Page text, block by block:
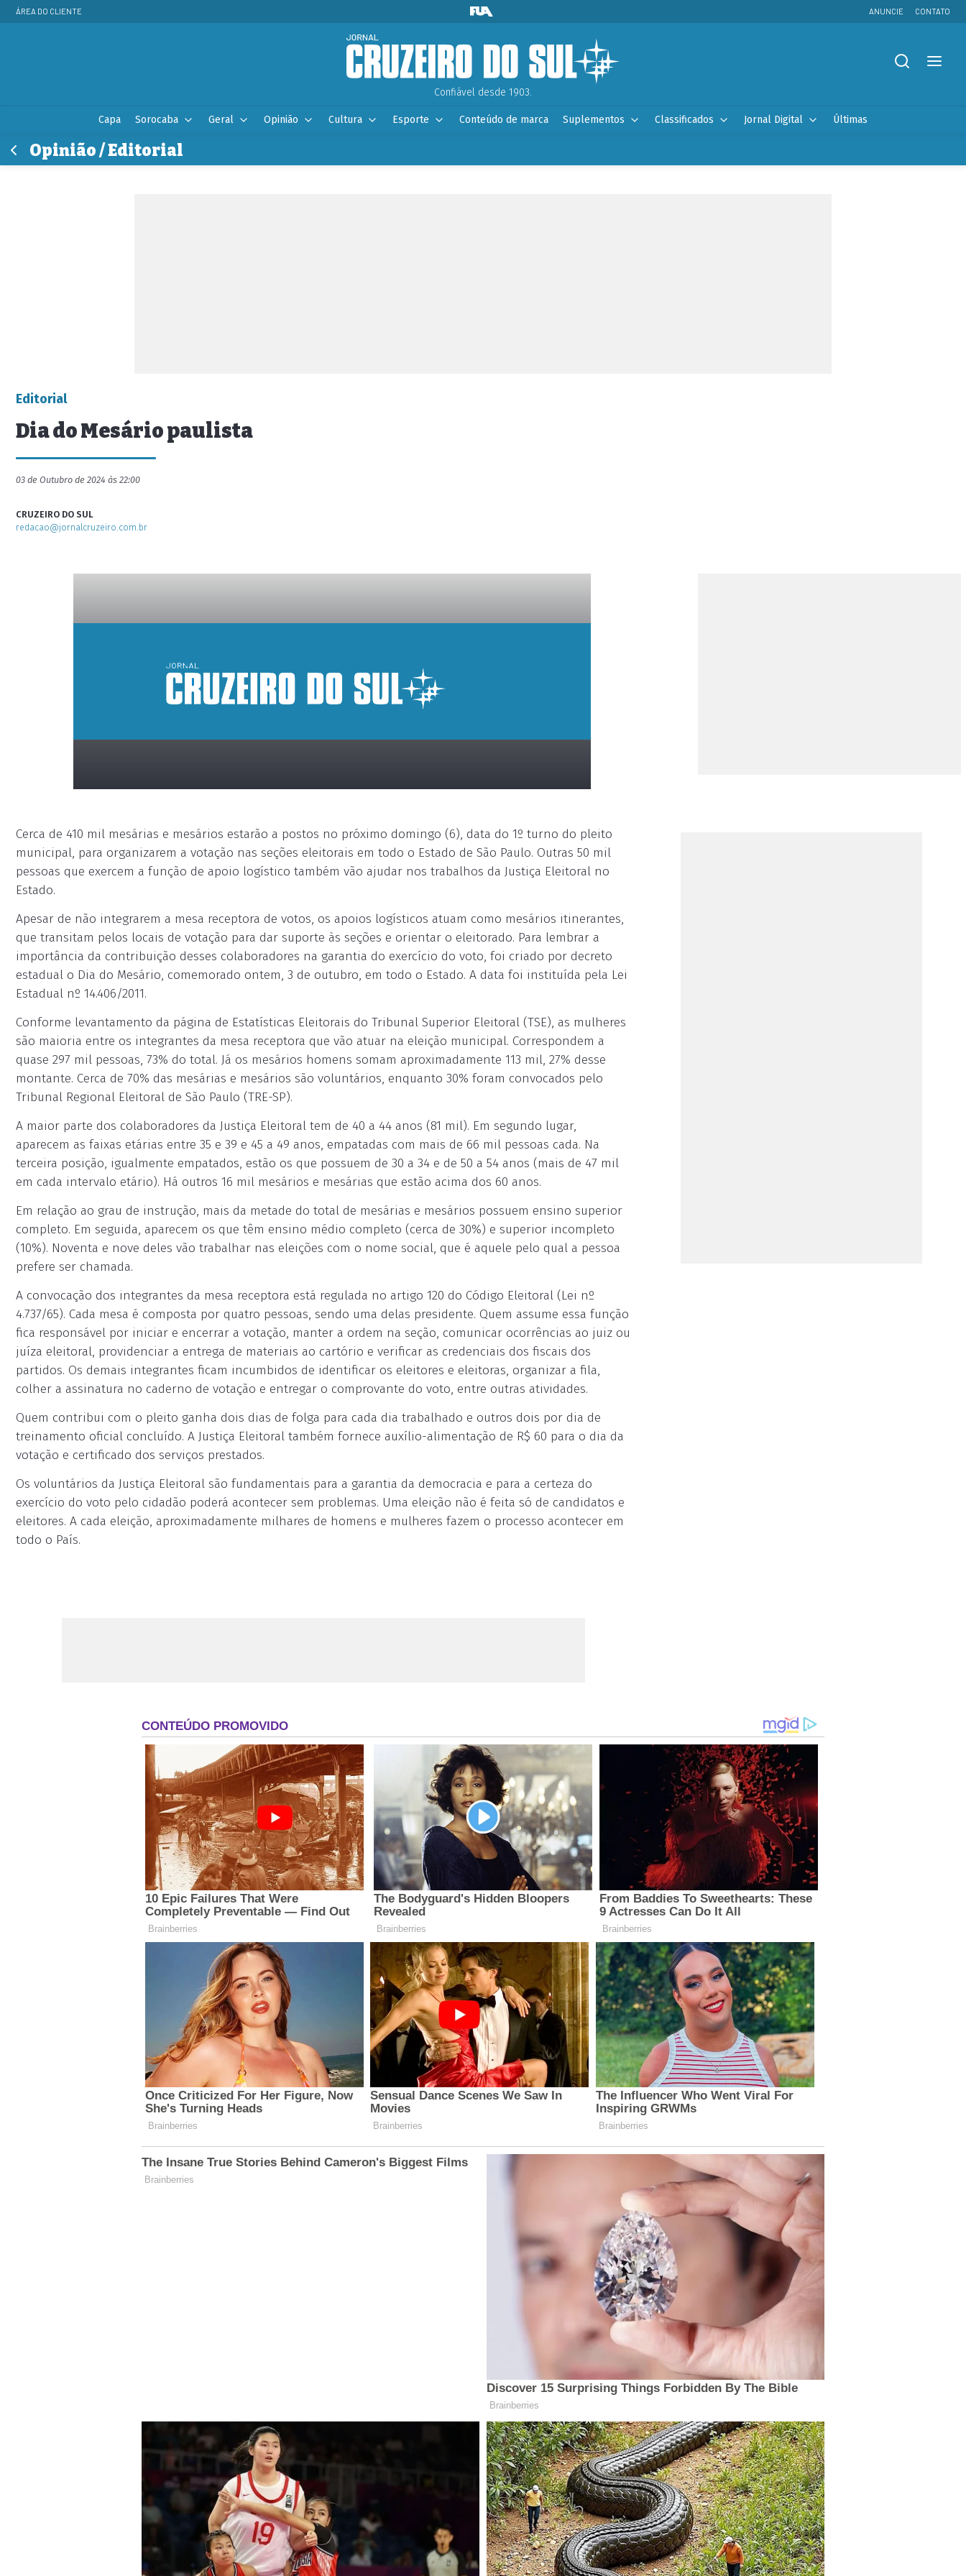
ÁREA DO CLIENTE ANUNCIE CONTATO
Confiável desde 1903.
Capa Sorocaba Geral Opinião Cultura Esporte Conteúdo de marca Suplementos Classificados Jornal Digital Últimas
Opinião / Editorial
Editorial
Dia do Mesário paulista
03 de Outubro de 2024 às 22:00
CRUZEIRO DO SUL
redacao@jornalcruzeiro.com.br
Cerca de 410 mil mesárias e mesários estarão a postos no próximo domingo (6), data do 1º turno do pleito
municipal, para organizarem a votação nas seções eleitorais em todo o Estado de São Paulo. Outras 50 mil
pessoas que exercem a função de apoio logístico também vão ajudar nos trabalhos da Justiça Eleitoral no
Estado.
Apesar de não integrarem a mesa receptora de votos, os apoios logísticos atuam como mesários itinerantes,
que transitam pelos locais de votação para dar suporte às seções e orientar o eleitorado. Para lembrar a
importância da contribuição desses colaboradores na garantia do exercício do voto, foi criado por decreto
estadual o Dia do Mesário, comemorado ontem, 3 de outubro, em todo o Estado. A data foi instituída pela Lei
Estadual nº 14.406/2011.
Conforme levantamento da página de Estatísticas Eleitorais do Tribunal Superior Eleitoral (TSE), as mulheres
são maioria entre os integrantes da mesa receptora que vão atuar na eleição municipal. Correspondem a
quase 297 mil pessoas, 73% do total. Já os mesários homens somam aproximadamente 113 mil, 27% desse
montante. Cerca de 70% das mesárias e mesários são voluntários, enquanto 30% foram convocados pelo
Tribunal Regional Eleitoral de São Paulo (TRE-SP).
A maior parte dos colaboradores da Justiça Eleitoral tem de 40 a 44 anos (81 mil). Em segundo lugar,
aparecem as faixas etárias entre 35 e 39 e 45 a 49 anos, empatadas com mais de 66 mil pessoas cada. Na
terceira posição, igualmente empatados, estão os que possuem de 30 a 34 e de 50 a 54 anos (mais de 47 mil
em cada intervalo etário). Há outros 16 mil mesários e mesárias que estão acima dos 60 anos.
Em relação ao grau de instrução, mais da metade do total de mesárias e mesários possuem ensino superior
completo. Em seguida, aparecem os que têm ensino médio completo (cerca de 30%) e superior incompleto
(10%). Noventa e nove deles vão trabalhar nas eleições com o nome social, que é aquele pelo qual a pessoa
prefere ser chamada.
A convocação dos integrantes da mesa receptora está regulada no artigo 120 do Código Eleitoral (Lei nº
4.737/65). Cada mesa é composta por quatro pessoas, sendo uma delas presidente. Quem assume essa função
fica responsável por iniciar e encerrar a votação, manter a ordem na seção, comunicar ocorrências ao juiz ou
juíza eleitoral, providenciar a entrega de materiais ao cartório e verificar as credenciais dos fiscais dos
partidos. Os demais integrantes ficam incumbidos de identificar os eleitores e eleitoras, organizar a fila,
colher a assinatura no caderno de votação e entregar o comprovante do voto, entre outras atividades.
Quem contribui com o pleito ganha dois dias de folga para cada dia trabalhado e outros dois por dia de
treinamento oficial concluído. A Justiça Eleitoral também fornece auxílio-alimentação de R$ 60 para o dia da
votação e certificado dos serviços prestados.
Os voluntários da Justiça Eleitoral são fundamentais para a garantia da democracia e para a certeza do
exercício do voto pelo cidadão poderá acontecer sem problemas. Uma eleição não é feita só de candidatos e
eleitores. A cada eleição, aproximadamente milhares de homens e mulheres fazem o processo acontecer em
todo o País.